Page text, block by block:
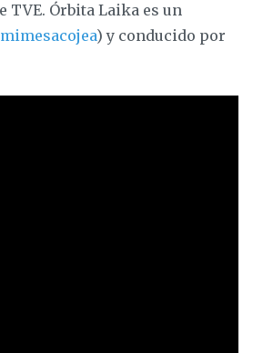
TVE. Órbita Laika es un
) y conducido por